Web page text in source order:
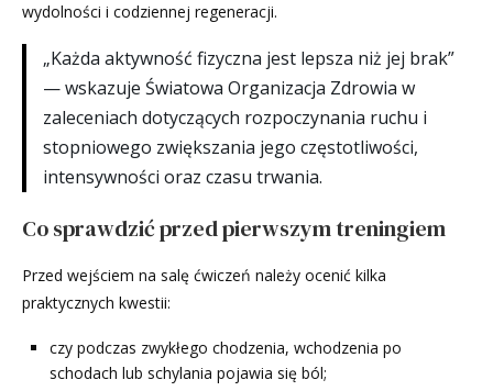
wydolności i codziennej regeneracji.
„Każda aktywność fizyczna jest lepsza niż jej brak”
— wskazuje Światowa Organizacja Zdrowia w
zaleceniach dotyczących rozpoczynania ruchu i
stopniowego zwiększania jego częstotliwości,
intensywności oraz czasu trwania.
Co sprawdzić przed pierwszym treningiem
Przed wejściem na salę ćwiczeń należy ocenić kilka
praktycznych kwestii:
czy podczas zwykłego chodzenia, wchodzenia po
schodach lub schylania pojawia się ból;